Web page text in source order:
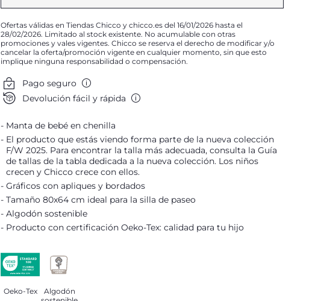
Ofertas válidas en Tiendas Chicco y chicco.es del 16/01/2026 hasta el
28/02/2026. Limitado al stock existente. No acumulable con otras
promociones y vales vigentes. Chicco se reserva el derecho de modificar y/o
cancelar la oferta/promoción vigente en cualquier momento, sin que esto
implique ninguna responsabilidad o compensación.
Pago seguro
Devolución fácil y rápida
Manta de bebé en chenilla
El producto que estás viendo forma parte de la nueva colección
F/W 2025. Para encontrar la talla más adecuada, consulta la Guía
de tallas de la tabla dedicada a la nueva colección. Los niños
crecen y Chicco crece con ellos.
Gráficos con apliques y bordados
Tamaño 80x64 cm ideal para la silla de paseo
Algodón sostenible
Producto con certificación Oeko-Tex: calidad para tu hijo
Oeko-Tex
Algodón